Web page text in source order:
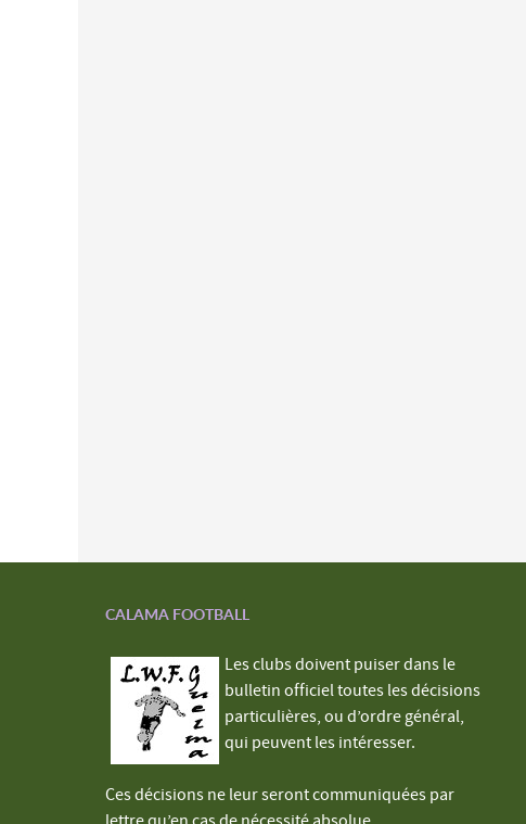
CALAMA FOOTBALL
Les clubs doivent puiser dans le
bulletin officiel toutes les décisions
particulières, ou d’ordre général,
qui peuvent les intéresser.
Ces décisions ne leur seront communiquées par